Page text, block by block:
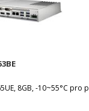
8GB, -10~55°C pro